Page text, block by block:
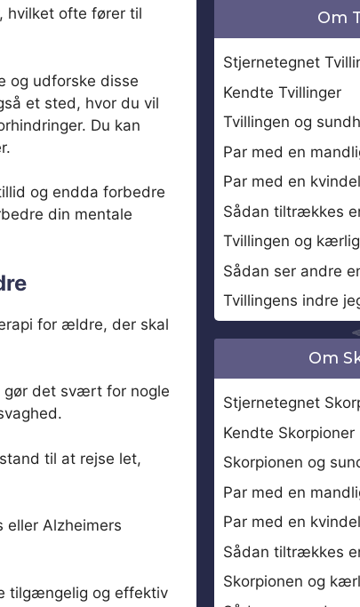
hvilket ofte fører til
og udforske disse
et sted, hvor du vil
Du kan
og endda forbedre
din mentale
for ældre, der skal
gør det svært for nogle
til at rejse let,
Alzheimers
tilgængelig og effektiv
Om
Stjernetegnet
Kendte Tvillinger
Tvillingen og
Par med en
Par med en
Sådan tiltrækkes
Tvillingen og
Sådan ser andre
Tvillingens indre
Om
Stjernetegnet
Kendte Skorpioner
Skorpionen og
Par med en
Par med en
Sådan tiltrækkes
Skorpionen og